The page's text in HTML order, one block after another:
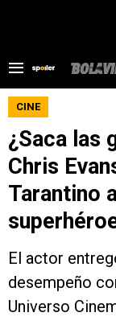
CINE
¿Saca las
Chris
Tarantino
El actor
desempeño
Universo